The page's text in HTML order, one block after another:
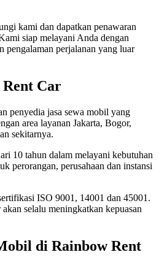
kami dan dapatkan penawaran
siap melayani Anda dengan
pengalaman perjalanan yang luar
Rent Car
penyedia jasa sewa mobil yang
area layanan Jakarta, Bogor,
sekitarnya.
10 tahun dalam melayani kebutuhan
perorangan, perusahaan dan instansi
ISO 9001, 14001 dan 45001.
selalu meningkatkan kepuasan
di Rainbow Rent